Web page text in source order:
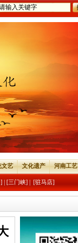
文艺 文化遗产 河南工艺
[三门峡] [驻马店]